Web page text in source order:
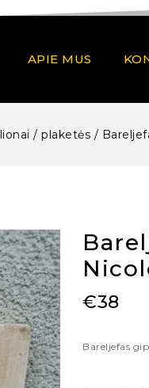
APIE MUS
/ plaketės /
€38
Bareljefas